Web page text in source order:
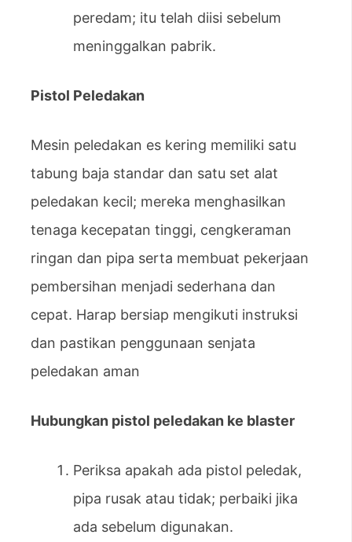
peredam; itu telah diisi sebelum
meninggalkan pabrik.
Pistol Peledakan
Mesin peledakan es kering memiliki satu
tabung baja standar dan satu set alat
peledakan kecil; mereka menghasilkan
tenaga kecepatan tinggi, cengkeraman
ringan dan pipa serta membuat pekerjaan
pembersihan menjadi sederhana dan
cepat. Harap bersiap mengikuti instruksi
dan pastikan penggunaan senjata
peledakan aman
Hubungkan pistol peledakan ke blaster
Periksa apakah ada pistol peledak,
pipa rusak atau tidak; perbaiki jika
ada sebelum digunakan.